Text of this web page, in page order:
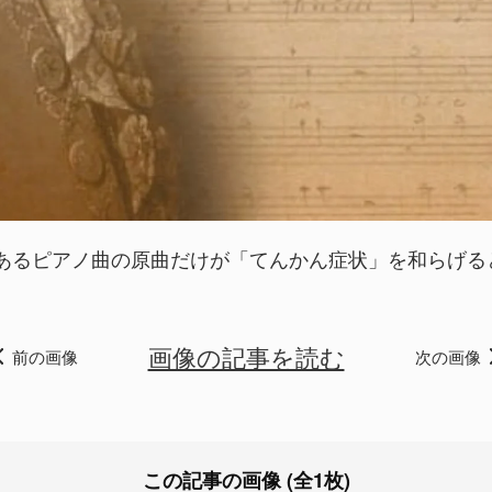
るピアノ曲の原曲だけが「てんかん症状」を和らげ
前の画像 画像の記事を読む 次の画像
この記事の画像 (全1枚)